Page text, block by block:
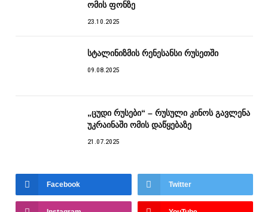
ომის ფონზე
23.10.2025
სტალინიზმის რენესანსი რუსეთში
09.08.2025
„ცუდი რუსები“ – რუსული კინოს გავლენა
უკრაინაში ომის დაწყებაზე
21.07.2025
Facebook Twitter